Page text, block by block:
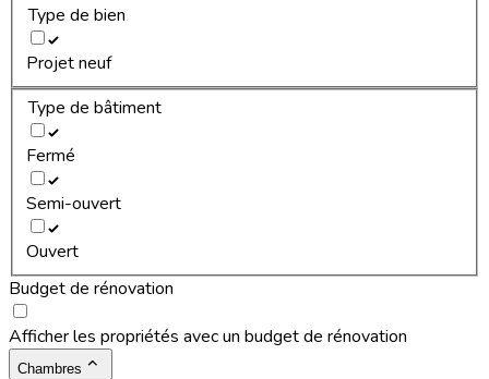
Type de bien
Projet neuf
Type de bâtiment
Fermé
Semi-ouvert
Ouvert
Budget de rénovation
Afficher les propriétés avec un budget de rénovation
Chambres